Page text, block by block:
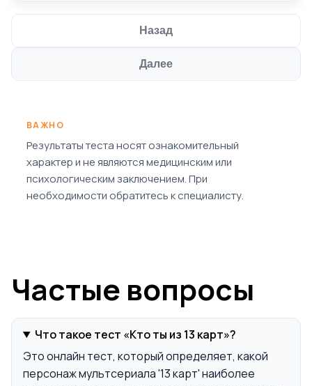
Назад
Далее
ВАЖНО
Результаты теста носят ознакомительный
характер и не являются медицинским или
психологическим заключением. При
необходимости обратитесь к специалисту.
Частые вопросы
Что такое тест «Кто ты из 13 карт»?
Это онлайн тест, который определяет, какой
персонаж мультсериала '13 карт' наиболее